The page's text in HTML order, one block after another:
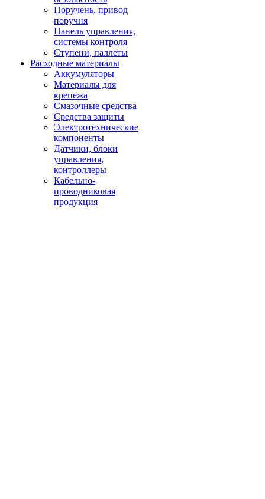
Поручень, привод
поручня
Панель управления,
системы контроля
Ступени, паллеты
Расходные материалы
Аккумуляторы
Материалы для
крепежа
Смазочные средства
Средства защиты
Электротехнические
компоненты
Датчики, блоки
управления,
контроллеры
Кабельно-
проводниковая
продукция